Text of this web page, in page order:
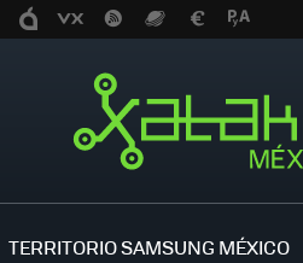
TERRITORIO SAMSUNG MÉXICO